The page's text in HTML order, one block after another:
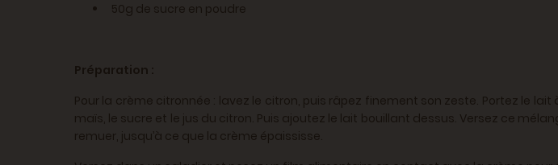
50g de sucre en poudre
Préparation :
Pour la crème citronnée : lavez le citron, puis râpez finement son zeste. Portez le
maïs, le sucre et le jus du citron. Puis ajoutez le lait bouillant dessus. Versez ce
remuer, jusqu’à ce que la crème épaississe.